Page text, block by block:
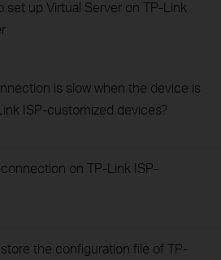
set up Virtual Server on TP-Link
is slow when the device is
ISP-customized devices?
on TP-Link ISP-
the configuration file of TP-